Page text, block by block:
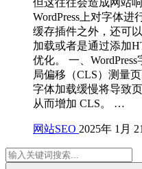
WordPress上对字体
缓存插件之外，还可
加载或者是通过添加
优化。 一、
局偏移（CLS）测量
字体加载缓慢将导致
从而增加 CLS。 …
网站SEO 2025年 1月